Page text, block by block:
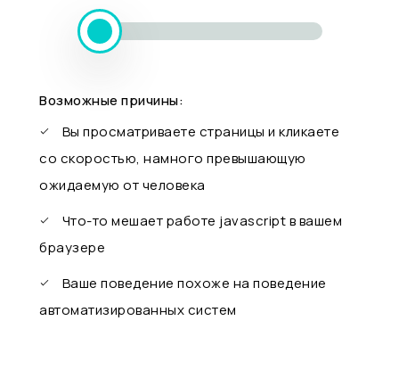
Возможные причины:
Вы просматриваете страницы и кликаете
со скоростью, намного превышающую
ожидаемую от человека
Что-то мешает работе javascript в вашем
браузере
Ваше поведение похоже на поведение
автоматизированных систем